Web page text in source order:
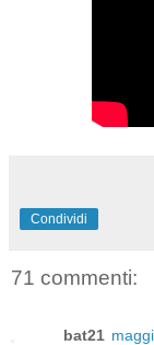
Condividi
71 commenti:
bat21